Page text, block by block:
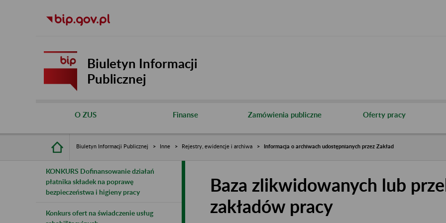
Biuletyn Informacji
Publicznej
O ZUS Finanse Zamówienia publiczne Oferty pracy
Biuletyn Informacji Publicznej Inne Rejestry, ewidencje i archiwa Informacja o archiwach udostępnianych przez Zakład
KONKURS Dofinansowanie działań
płatnika składek na poprawę
bezpieczeństwa i higieny pracy
Konkurs ofert na świadczenie usług
Baza zlikwidowanych lub
zakładów pracy